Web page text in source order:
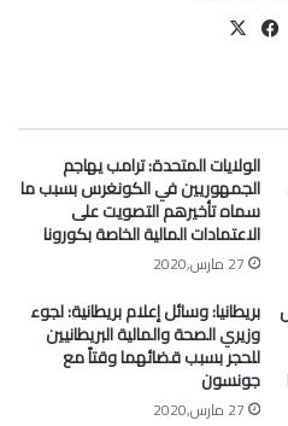
موقعفيسبوك
الولايات المتحدة: ترامب يهاجم
الجمهوريين في الكونغرس بسبب ما
سماه تأخيرهم التصويت على
الاعتمادات المالية الخاصة بكورونا
27 مارس,2020
بريطانيا: وسائل إعلام بريطانية: لجوء
وزيري الصحة والمالية البريطانيين
للحجر بسبب قضائهما وقتاً مع
جونسون
27 مارس,2020